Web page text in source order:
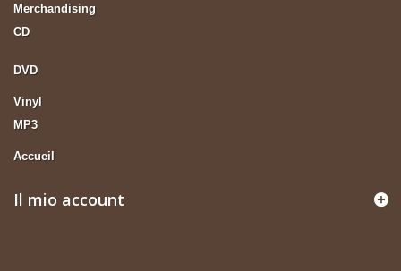
Merchandising
CD
DVD
Vinyl
MP3
Accueil
Il mio account